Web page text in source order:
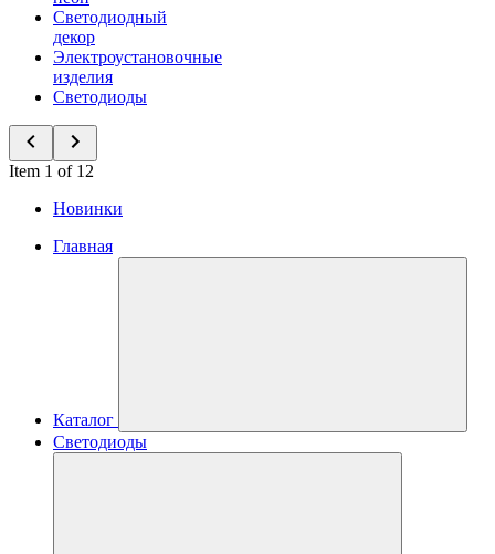
Светодиодный
декор
Электроустановочные
изделия
Светодиоды
Item 1 of 12
Новинки
Главная
Каталог
Светодиоды